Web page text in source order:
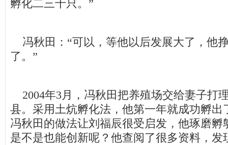
孵化二三千只。”
冯秋田：“可以，等他以后发展大了，他
了。”
2004年3月，冯秋田把养殖场交给妻子打
县。采用土炕孵化法，他第一年就成功孵出
冯秋田的做法让刘福辰很受启发，他琢磨孵
是不是也能创新呢？他查阅了很多资料，发